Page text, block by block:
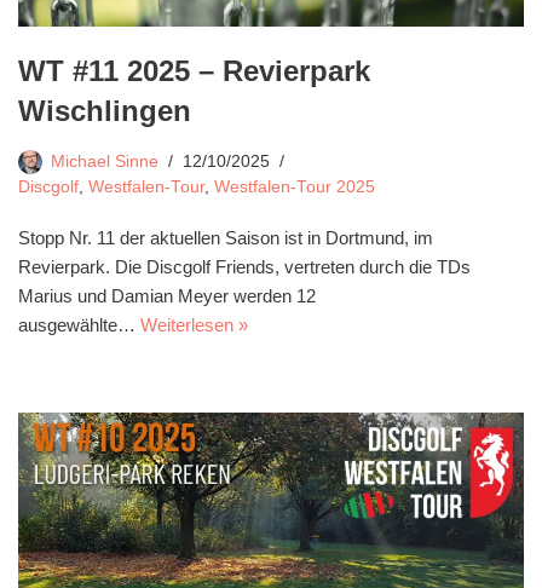
WT #11 2025 – Revierpark
Wischlingen
Michael Sinne
12/10/2025
Discgolf Westfalen-Tour, Westfalen-Tour 2025
Stopp Nr. 11 der aktuellen Saison ist in Dortmund, im
Revierpark. Die Discgolf Friends, vertreten durch die TDs
Marius und Damian Meyer werden 12
ausgewählte… Weiterlesen »